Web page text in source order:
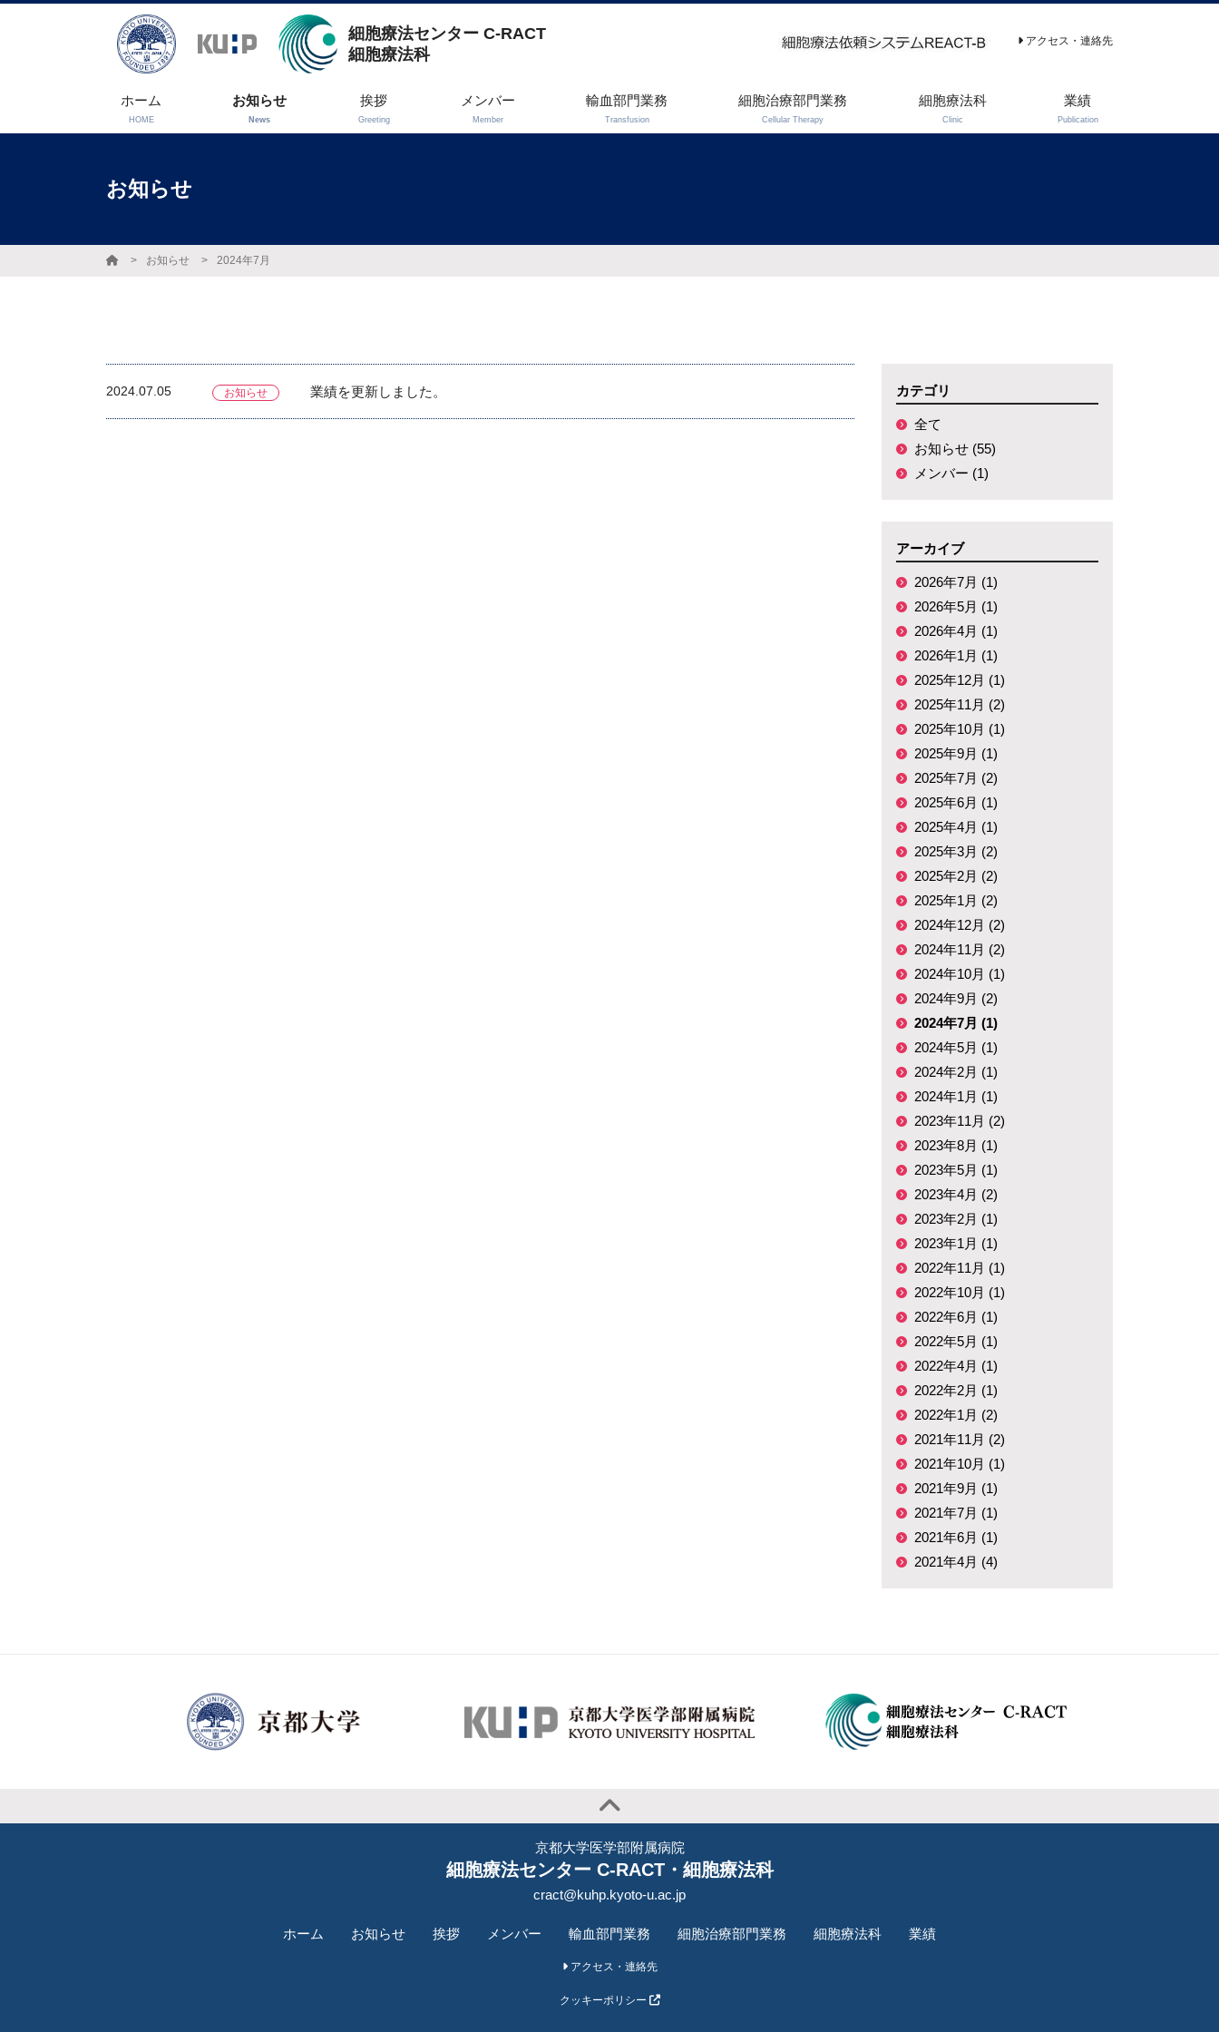
細胞療法センター C-RACT
細胞療法科
アクセス・連絡先
ホーム
HOME
お知らせ
News
挨拶
Greeting
メンバー
Member
輸血部門業務
Transfusion
細胞治療部門業務
Cellular Therapy
細胞療法科
Clinic
業績
Publication
お知らせ
お知らせ 2024年7月
2024.07.05 お知らせ 業績を更新しました。 カテゴリ
全て
お知らせ (55)
メンバー (1)
アーカイブ
2026年7月 (1)
2026年5月 (1)
2026年4月 (1)
2026年1月 (1)
2025年12月 (1)
2025年11月 (2)
2025年10月 (1)
2025年9月 (1)
2025年7月 (2)
2025年6月 (1)
2025年4月 (1)
2025年3月 (2)
2025年2月 (2)
2025年1月 (2)
2024年12月 (2)
2024年11月 (2)
2024年10月 (1)
2024年9月 (2)
2024年7月 (1)
2024年5月 (1)
2024年2月 (1)
2024年1月 (1)
2023年11月 (2)
2023年8月 (1)
2023年5月 (1)
2023年4月 (2)
2023年2月 (1)
2023年1月 (1)
2022年11月 (1)
2022年10月 (1)
2022年6月 (1)
2022年5月 (1)
2022年4月 (1)
2022年2月 (1)
2022年1月 (2)
2021年11月 (2)
2021年10月 (1)
2021年9月 (1)
2021年7月 (1)
2021年6月 (1)
2021年4月 (4)
京都大学医学部附属病院
細胞療法センター C-RACT・細胞療法科
cract@kuhp.kyoto-u.ac.jp
ホーム お知らせ 挨拶 メンバー 輸血部門業務 細胞治療部門業務 細胞療法科 業績
アクセス・連絡先
クッキーポリシー